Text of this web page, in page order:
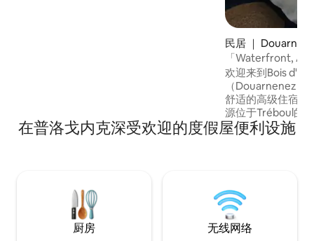
民居 ｜
「Waterfront,
欢迎来到Bois
（Douarnenez）
舒适的高级住宿可
源位于Tréboul的
GR34，距离
和商店700米。 您
Amann。
在普洛戈内克深受欢迎的度假屋便利设施
厨房 无线网络